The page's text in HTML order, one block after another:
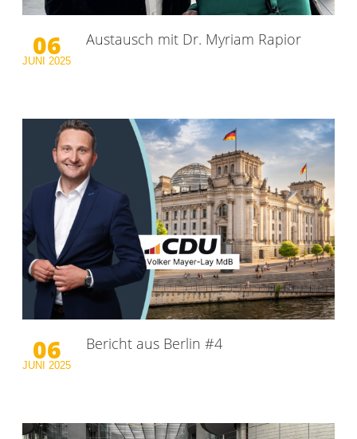
06
JUNI2025
Austausch mit Dr. Myriam Rapior
06
JUNI2025
Bericht aus Berlin #4